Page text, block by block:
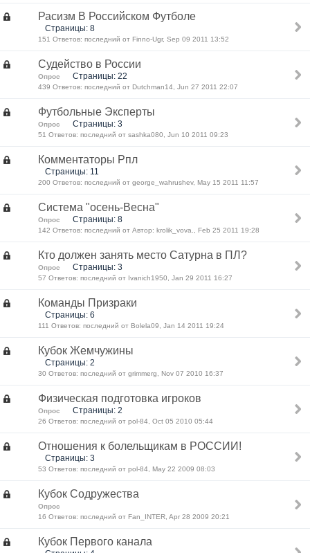
Расизм В Российском Футболе
Страницы: 8
151 Ответов: последний от Finno-Ugr, Sep 09 2011 13:52
Судейство в России
Опрос Страницы: 22
439 Ответов: последний от Dutchman14, Jun 27 2011 22:07
Футбольные Эксперты
Опрос Страницы: 3
51 Ответов: последний от sashka080, Jun 10 2011 09:23
Комментаторы Рпл
Страницы: 11
200 Ответов: последний от george_wahrushev, May 15 2011 11:57
Система "осень-Весна"
Опрос Страницы: 8
142 Ответов: последний от Автор: krolik_vova., Feb 25 2011 19:28
Кто должен занять место Сатурна в ПЛ?
Опрос Страницы: 3
57 Ответов: последний от Ivanich1950, Jan 29 2011 16:27
Команды Призраки
Страницы: 6
111 Ответов: последний от Bolela09, Jan 14 2011 19:24
Кубок Жемчужины
Страницы: 2
30 Ответов: последний от grimmerg, Nov 07 2010 16:37
Физическая подготовка игроков
Опрос Страницы: 2
26 Ответов: последний от pol-84, Oct 05 2010 05:44
Отношения к болельщикам в РОССИИ!
Страницы: 3
53 Ответов: последний от pol-84, May 22 2009 08:03
Кубок Содружества
Опрос
16 Ответов: последний от Fan_INTER, Apr 28 2009 20:21
Кубок Первого канала